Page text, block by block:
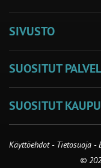
SIVUSTO
SUOSITUT
SUOSITUT
Käyttöehdot - Tietosuoja -
©